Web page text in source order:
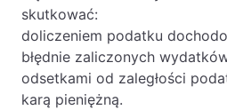
skutkować:
doliczeniem podatku
błędnie zaliczonych
odsetkami od zaległości
karą pieniężną.